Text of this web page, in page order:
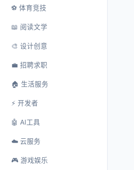
⚽ 体育竞技
📖 阅读文学
🎨 设计创意
💼 招聘求职
🏠 生活服务
⚡ 开发者
🤖 AI工具
☁️ 云服务
🎮 游戏娱乐